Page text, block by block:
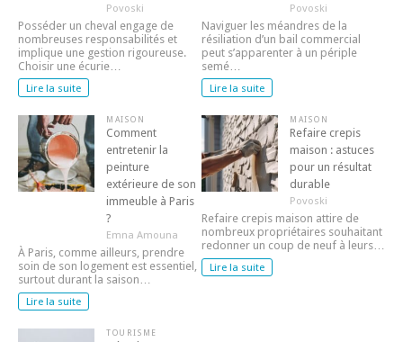
Povoski
Posséder un cheval engage de
nombreuses responsabilités et
implique une gestion rigoureuse.
Choisir une écurie…
Lire la suite
Povoski
Naviguer les méandres de la
résiliation d’un bail commercial
peut s’apparenter à un périple
semé…
Lire la suite
MAISON
Comment
entretenir la
peinture
extérieure de son
immeuble à Paris
?
Emna Amouna
À Paris, comme ailleurs, prendre
soin de son logement est essentiel,
surtout durant la saison…
Lire la suite
MAISON
Refaire crepis
maison : astuces
pour un résultat
durable
Povoski
Refaire crepis maison attire de
nombreux propriétaires souhaitant
redonner un coup de neuf à leurs…
Lire la suite
TOURISME